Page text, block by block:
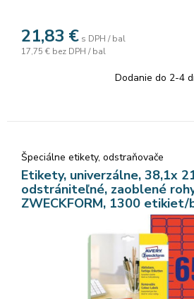
21,83 € s DPH / bal
17,75 € bez DPH / bal
Dodanie do 2-4
Špeciálne etikety, odstraňovače
Etikety, univerzálne, 38,1x
odstrániteľné, zaoblené
ZWECKFORM, 1300